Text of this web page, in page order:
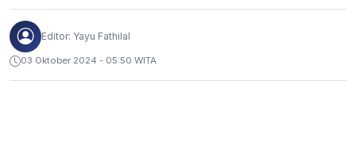
Editor: Yayu Fathilal
03 Oktober 2024 - 05:50 WITA